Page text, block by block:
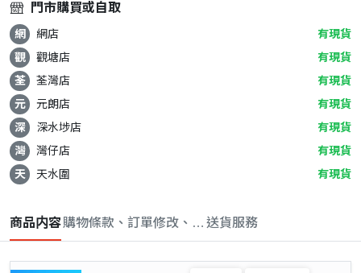
門市購買或自取
網 網店
有現貨
觀
觀塘店
有現貨
荃
荃灣店
有現貨
元
元朗店
有現貨
深
深水埗店
有現貨
灣
灣仔店
有現貨
天
天水圍 有現貨
商品内容購物條款、訂單修改、取消與退款政策
送貨服務